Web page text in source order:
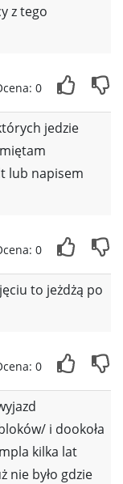
z tego
0
jedzie
lub napisem
0
to jeżdżą po
0
i dookoła
kilka lat
nie było gdzie